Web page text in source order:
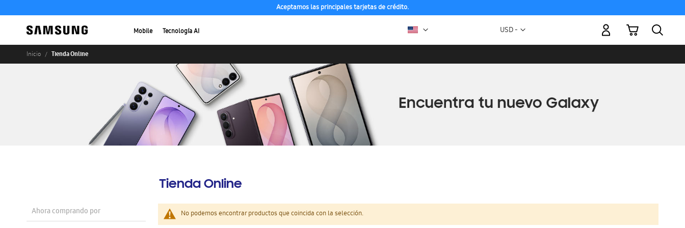
Aceptamos las principales tarjetas de crédito.
Mobile Tecnología AI Moneda
USD -
Mi carrito
Inicio Tienda Online
Tienda Online
No podemos encontrar productos que coincida con la selección.
Ahora comprando por